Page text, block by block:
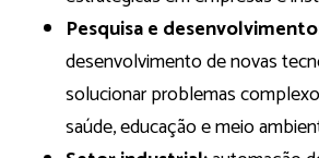
Pesquisa e
desenvolvimento de novas
solucionar problemas
saúde, educação e meio